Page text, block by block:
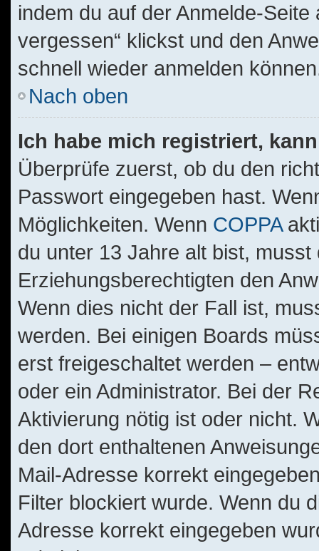
indem du auf der Anmelde-
vergessen“ klickst und den
schnell wieder anmelden
Nach oben
Ich habe mich registriert,
Überprüfe zuerst, ob du den
Passwort eingegeben hast.
Möglichkeiten. Wenn COPPA
du unter 13 Jahre alt bist,
Erziehungsberechtigten den
Wenn dies nicht der Fall ist,
werden. Bei einigen Boards
erst freigeschaltet werden –
oder ein Administrator. Bei der
Aktivierung nötig ist oder nicht.
den dort enthaltenen
Mail-Adresse korrekt
Filter blockiert wurde. Wenn du
Adresse korrekt eingegeben